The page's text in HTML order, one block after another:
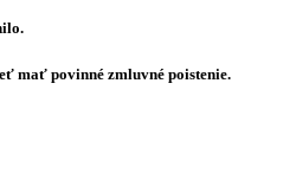
mať povinné zmluvné poistenie.